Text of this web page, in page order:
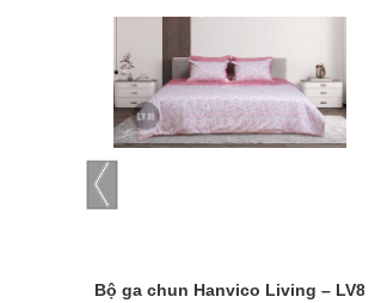
Bộ ga chun Hanvico Living – LV85